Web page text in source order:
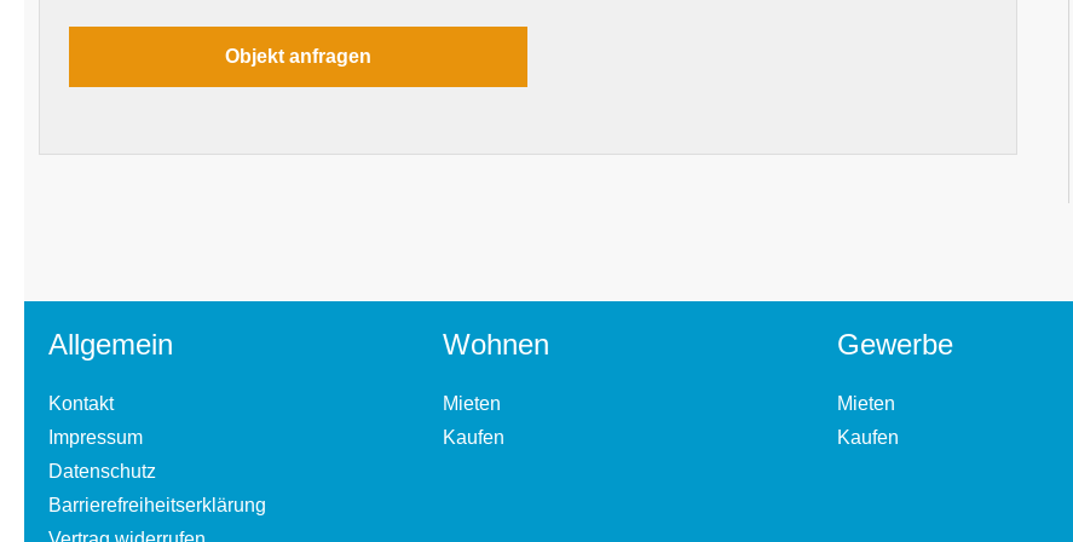
Allgemein
Kontakt
Impressum
Datenschutz
Barrierefreiheitserklärung
Wohnen
Mieten
Kaufen
Gewerbe
Mieten
Kaufen